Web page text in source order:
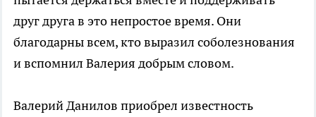
друг друга в это непростое время. Они
благодарны всем, кто выразил соболезнования
и вспомнил Валерия добрым словом.
Валерий Данилов приобрел известность